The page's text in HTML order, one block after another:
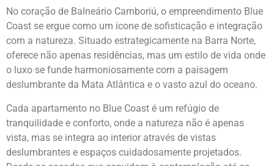
No coração de Balneário Camboriú, o empreendimento Blue
Coast se ergue como um ícone de sofisticação e integração
com a natureza. Situado estrategicamente na Barra Norte,
oferece não apenas residências, mas um estilo de vida onde
o luxo se funde harmoniosamente com a paisagem
deslumbrante da Mata Atlântica e o vasto azul do oceano.
Cada apartamento no Blue Coast é um refúgio de
tranquilidade e conforto, onde a natureza não é apenas
vista, mas se integra ao interior através de vistas
deslumbrantes e espaços cuidadosamente projetados.